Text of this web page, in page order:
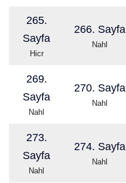
265.
Sayfa
Hicr
266. Sayfa
Nahl
269.
Sayfa
Nahl
270. Sayfa
Nahl
273.
Sayfa
Nahl
274. Sayfa
Nahl